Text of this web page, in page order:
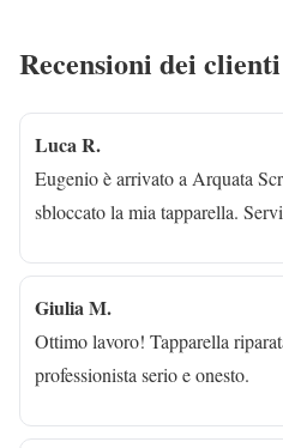
Recensioni dei clienti
Luca R.
Eugenio è arrivato a Arquata
sbloccato la mia tapparella.
Giulia M.
Ottimo lavoro! Tapparella
professionista serio e onesto.